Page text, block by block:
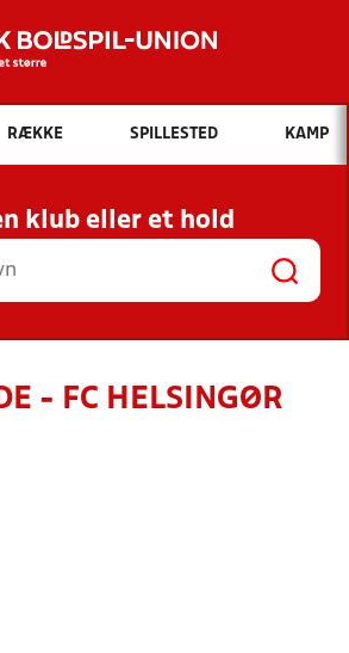
Hvad vil du søge efter?
INDHOLD OG NYHEDER
RESULTATER, KLUBBER OG
HOLD
RÆKKE SPILLESTED KAMP
klub eller et hold
- FC HELSINGØR